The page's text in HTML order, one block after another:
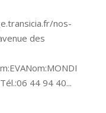
nos-
des
44 94 40...